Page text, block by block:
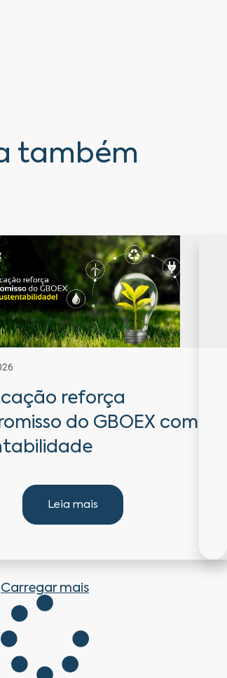
também
reforça
do GBOEX com
Leia mais
Carregar mais